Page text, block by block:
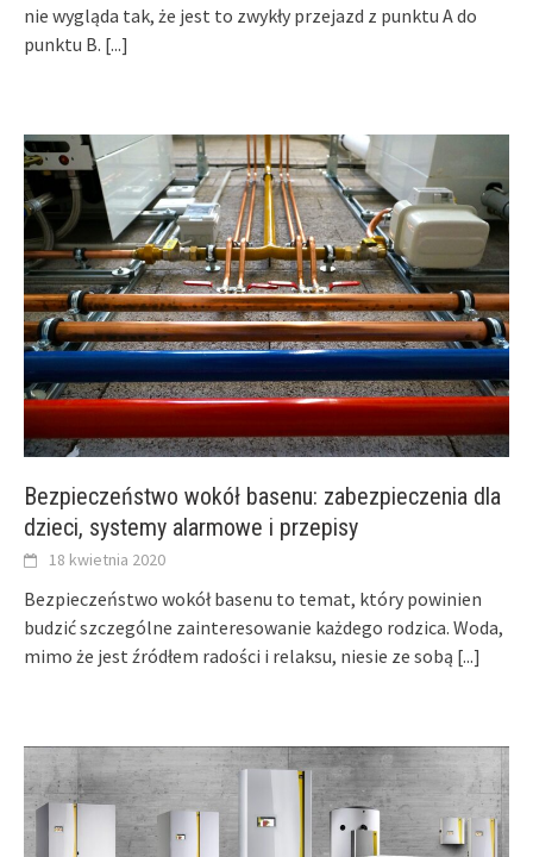
nie wygląda tak, że jest to zwykły przejazd z punktu A do
punktu B. [...]
Bezpieczeństwo wokół basenu: zabezpieczenia dla
dzieci, systemy alarmowe i przepisy
18 kwietnia 2020
Bezpieczeństwo wokół basenu to temat, który powinien
budzić szczególne zainteresowanie każdego rodzica. Woda,
mimo że jest źródłem radości i relaksu, niesie ze sobą [...]